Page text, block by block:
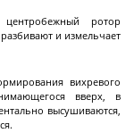
ротор
и измельчает
вихревого
вверх, в
высушиваются,